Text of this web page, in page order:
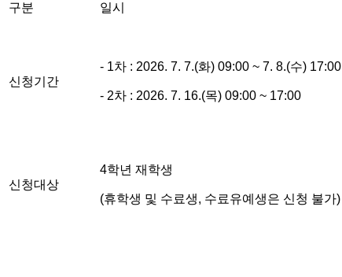
구분 일시
신청기간
- 1차 : 2026. 7. 7.(화) 09:00 ~ 7. 8.(수) 17:00
- 2차 : 2026. 7. 16.(목) 09:00 ~ 17:00
신청대상
4학년 재학생
(휴학생 및 수료생, 수료유예생은 신청 불가)